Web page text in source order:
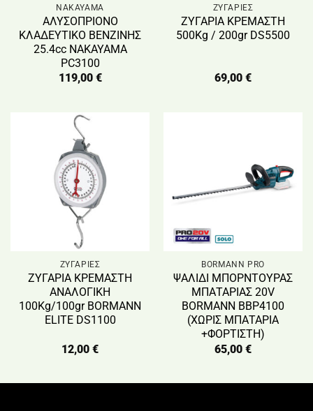
NAKAYAMA
ΑΛΥΣΟΠΡΙΟΝΟ
ΚΛΑΔΕΥΤΙΚΟ ΒΕΝΖΙΝΗΣ
25.4cc NAKAYAMA
PC3100
119,00 €
ΖΥΓΑΡΙΕΣ
ΖΥΓΑΡΙΑ ΚΡΕΜΑΣΤΗ
500Kg / 200gr DS5500
69,00 €
ΖΥΓΑΡΙΕΣ
ΖΥΓΑΡΙΑ ΚΡΕΜΑΣΤΗ
ΑΝΑΛΟΓΙΚΗ
100Kg/100gr BORMANN
ELITE DS1100
12,00 €
BORMANN PRO
ΨΑΛΙΔΙ ΜΠΟΡΝΤΟΥΡΑΣ
ΜΠΑΤΑΡΙΑΣ 20V
BORMANN BBP4100
(ΧΩΡΙΣ ΜΠΑΤΑΡΙΑ
+ΦΟΡΤΙΣΤΗ)
65,00 €